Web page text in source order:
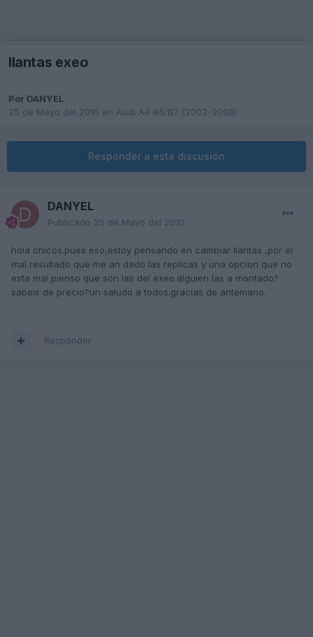
llantas exeo
Por DANYEL
25 de Mayo del 2010 en Audi A4 B6/B7 (2002-2008)
Responder a esta discusión
DANYEL
Publicado 25 de Mayo del 2010
hola chicos.pues eso,estoy pensando en cambiar llantas ,por el
mal resultado que me an dado las replicas y una opcion que no
esta mal pienso que son las del exeo.alguien las a montado?
sabeis de precio?un saludo a todos.gracias de antemano.
Responder